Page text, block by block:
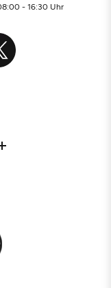
- 16:30 Uhr